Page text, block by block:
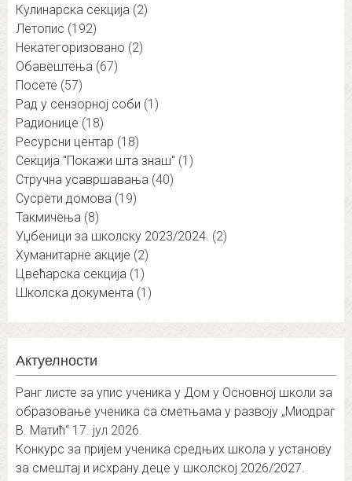
Кулинарска секција (2)
Летопис (192)
Некатегоризовано (2)
Обавештења (67)
Посете (57)
Рад у сензорној соби (1)
Радионице (18)
Ресурсни центар (18)
Секција "Покажи шта знаш" (1)
Стручна усавршавања (40)
Сусрети домова (19)
Такмичења (8)
Уџбеници за школску 2023/2024. (2)
Хуманитарне акције (2)
Цвећарска секција (1)
Школска документа (1)
Актуелности
Ранг листе за упис ученика у Дом у Основној школи за
образовање ученика са сметњама у развоју „Миодраг
В. Матић“ 17. јул 2026.
Конкурс за пријем ученика средњих школа у установу
за смештај и исхрану деце у школској 2026/2027.